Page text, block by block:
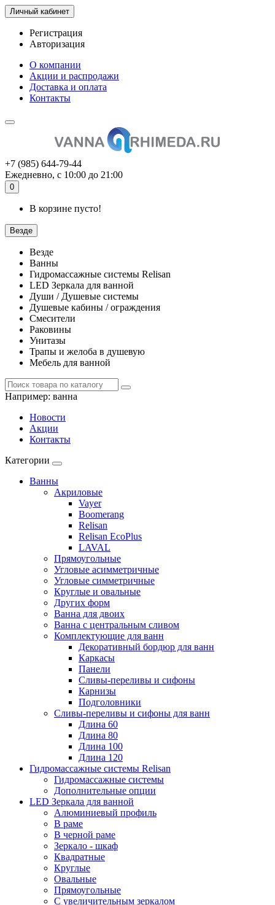
Личный кабинет
Регистрация
Авторизация
О компании
Акции и распродажи
Доставка и оплата
Контакты
+7 (985) 644-79-44
Ежедневно, с 10:00 до 21:00
0
В корзине пусто!
Везде
Везде
Ванны
Гидромассажные системы Relisan
LED Зеркала для ванной
Души / Душевые системы
Душевые кабины / ограждения
Смесители
Раковины
Унитазы
Трапы и желоба в душевую
Мебель для ванной
Например: ванна
Новости
Акции
Контакты
Категории
Ванны
Акриловые
Vayer
Boomerang
Relisan
Relisan EcoPlus
LAVAL
Прямоугольные
Угловые асимметричные
Угловые симметричные
Круглые и овальные
Других форм
Ванна для двоих
Ванна с центральным сливом
Комплектующие для ванн
Декоративный бордюр для ванн
Каркасы
Панели
Сливы-переливы и сифоны
Карнизы
Подголовники
Сливы-переливы и сифоны для ванн
Длина 60
Длина 80
Длина 100
Длина 120
Гидромассажные системы Relisan
Гидромассажные системы
Дополнительные опции
LED Зеркала для ванной
Алюминиевый профиль
В раме
В черной раме
Зеркало - шкаф
Квадратные
Круглые
Овальные
Прямоугольные
С увеличительным зеркалом